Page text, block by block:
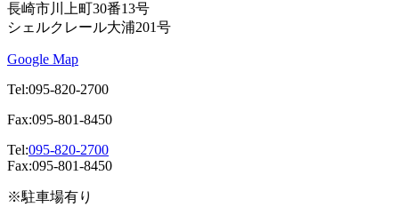
長崎市川上町30番13号
シェルクレール大浦201号
Google Map
Tel:095-820-2700
Fax:095-801-8450
Tel:095-820-2700
Fax:095-801-8450
※駐車場有り